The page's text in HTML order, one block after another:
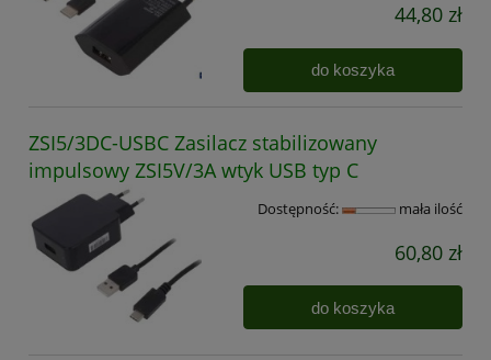
44,80 zł
do koszyka
ZSI5/3DC-USBC Zasilacz stabilizowany
impulsowy ZSI5V/3A wtyk USB typ C
Dostępność: mała ilość
60,80 zł
do koszyka